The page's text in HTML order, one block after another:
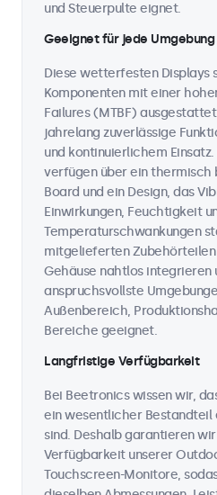
und Steuerpulte eignet.
Geeignet für jede Umgebung
Diese wetterfesten Displays
Komponenten mit einer
Failures (MTBF)
jahrelang zuverlässige
und kontinuierlichem
verfügen über ein thermisch
Board und ein Design, das
Einwirkungen, Feuchtigkeit
Temperaturschwankungen
mitgelieferten
Gehäuse nahtlos integrieren
anspruchsvollste
Außenbereich,
Bereiche geeignet.
Langfristige Verfügbarkeit
Bei Beetronics wissen wir,
ein wesentlicher Bestandteil
sind. Deshalb garantieren
Verfügbarkeit unserer
Touchscreen-Monitore,